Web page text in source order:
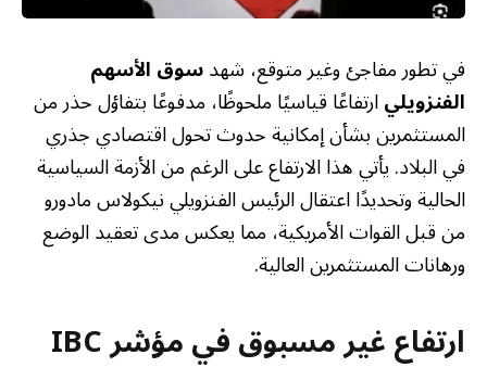
في تطور مفاجئ وغير متوقع، شهدسوق الأسهم
الفنزويليارتفاعًا قياسيًا ملحوظًا، مدفوعًا بتفاؤل حذر من
المستثمرين بشأن إمكانية حدوث تحول اقتصادي جذري
في البلاد. يأتي هذا الارتفاع على الرغم من الأزمة السياسية
الحالية وتحديدًا اعتقال الرئيس الفنزويلي نيكولاس مادورو
من قبل القوات الأمريكية، مما يعكس مدى تعقيد الوضع
ورهانات المستثمرين العالية.
ارتفاع غير مسبوق في مؤشر IBC